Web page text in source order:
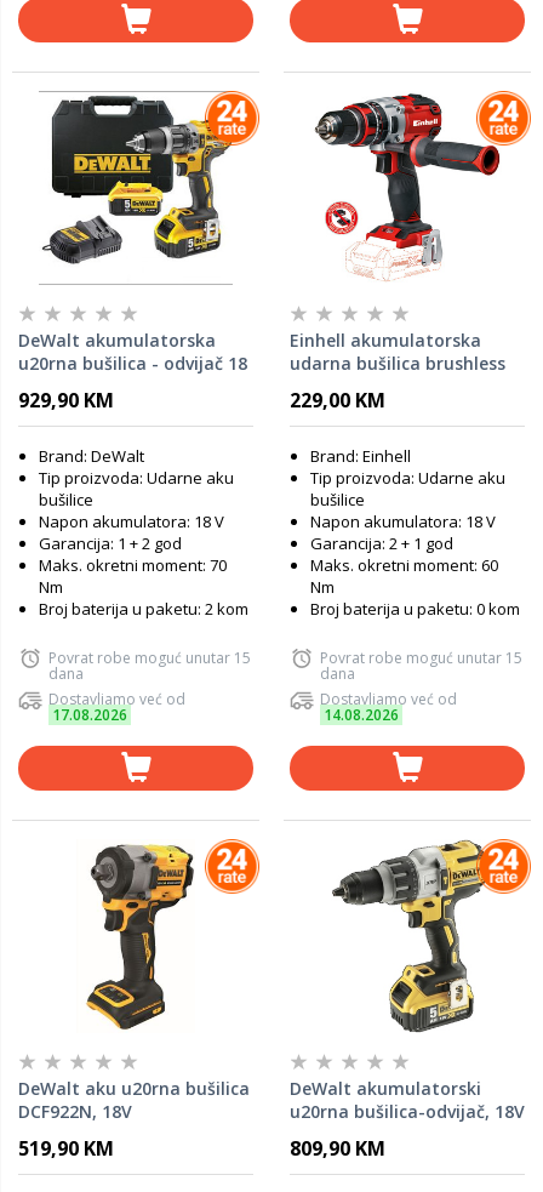
DeWalt akumulatorska
u20rna bušilica - odvijač 18
929,90 KM
Brand: DeWalt
Tip proizvoda: Udarne aku
bušilice
Napon akumulatora: 18 V
Garancija: 1 + 2 god
Maks. okretni moment: 70
Nm
Broj baterija u paketu: 2 kom
Povrat robe moguć unutar 15
dana
Dostavljamo već od
17.08.2026
Einhell akumulatorska
udarna bušilica brushless
229,00 KM
Brand: Einhell
Tip proizvoda: Udarne aku
bušilice
Napon akumulatora: 18 V
Garancija: 2 + 1 god
Maks. okretni moment: 60
Nm
Broj baterija u paketu: 0 kom
Povrat robe moguć unutar 15
dana
Dostavljamo već od
14.08.2026
DeWalt aku u20rna bušilica
DCF922N, 18V
519,90 KM
DeWalt akumulatorski
u20rna bušilica-odvijač, 18V
809,90 KM